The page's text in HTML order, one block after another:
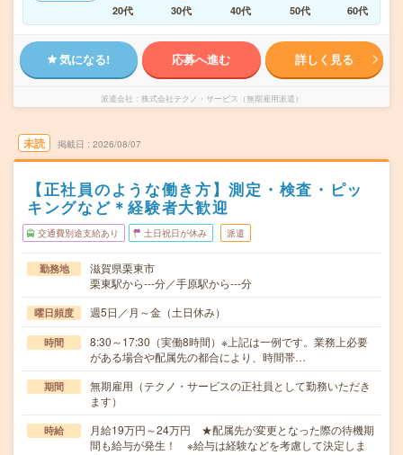
20代
30代 40代 50代 60代
気になる! 応募へ進む 詳しく見る
派遣会社 株式会社テクノ・サービス（無期雇用派遣）
未読 掲載日 2026/08/07
【正社員のような働き方】測定・検査・ピッ
キングなど＊経験者大歓迎
交通費別途支給あり 土日祝日が休み 派遣
勤務地
滋賀県栗東市
栗東駅から---分／手原駅から---分
曜日頻度 週5日／月～金（土日休み）
時間
8:30～17:30（実働8時間）※上記は一例です。業務上必要
がある場合や配属先の都合により、時間帯…
期間
無期雇用（テクノ・サービスの正社員として勤務いただき
ます）
時給
月給19万円～24万円 ★配属先が変更となった際の待機期
間も給与が発生！ ※給与は経験などを考慮して決定しま